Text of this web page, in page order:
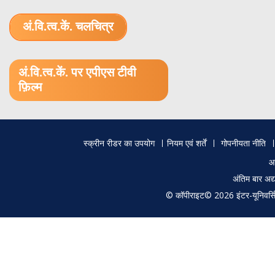
अं.वि.त्व.कें. चलचित्र
अं.वि.त्व.कें. पर एपीएस टीवी
फ़िल्म
स्क्रीन रीडर का उपयोग नियम एवं शर्तें
गोपनीयता नीति
अंतिम बार
© कॉपीराइट© 2026 इंटर-